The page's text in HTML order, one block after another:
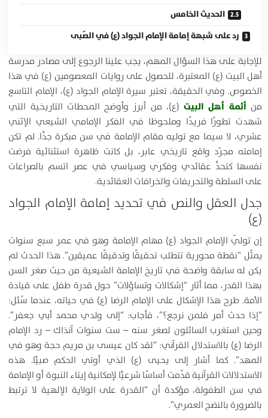
الحديث الخامس
رد على شبهة إمامة الإمام الجواد (ع) في الصّبی
للإجابة على هذا السؤال المهم، يجب علينا الرجوع إلى مصادر مدرسة
أهل البيت (ع) المعتبرة، للحصول على روايات المعصومين (ع) في هذا
الخصوص. وفي الحقيقة، تعتبر سيرة الإمام الجواد (ع)، الإمام التاسع
منأئمة أهل البيت(ع)، من أبرز وأوضح المحطات التاريخية التي
شهدت تطورًا فريدًا وملحوظا في الفكر الإمامي الشيعي الإثني
عشري، لا سيما مع توليه مقام الإمامة في سن مبكرة جدًّا. لم تكن
إمامته مجرّد واقع تاريخي عابر، بل كانت ظاهرة استثنائية فرضت
نفسها كتحدٍّ عقائدي وفكري وسياسي في عصر اتسم بالصراعات
على السلطة والتحريفات والخرافات العقائدية.
جدل العقل والنص في تحديد إمامة الإمام الجواد
(ع)
إن تولّي الإمام الجواد (ع) مهام الإمامة وهو في عمر سبع سنوات
يمثّل “نقطة محورية تتطلب تحقيقًا وتدقيقًا عميقين”. هذا الحدث لم
يكن له سابقة واضحة في تاريخ الإمامة الشيعية من حيث صغر السن
بهذا القدر، مما أثار “إشكالات وتساؤلات” حول قدرة طفل على قيادة
الأمة. طرح هذا الإشكال على الإمام الرضا (ع) في حياته، عندما سُئل:
“إذا حدث أمر فلمن نرجع؟”، فأجاب: “إلى ولدي محمد أبي جعفر”.
وحين استغرب السائلون لصغر سنه – ست سنوات آنذاك – رد الإمام
الرضا (ع) بالاستدلال القرآني: “لقد كان عيسى بن مريم حجة وهو في
المهد”. كما أشار إلى يحيى (ع) الذي أوتي الحكم صبيًّا. هذه
الاستدلالات القرآنية قدّمت أساسًا شرعيًّا لإمكانية إيتاء النبوة أو الإمامة
في سن الطفولة، مؤكدة أن “القدرة على الولاية الإلهية لا ترتبط
بالضرورة بالنضج العمري”.